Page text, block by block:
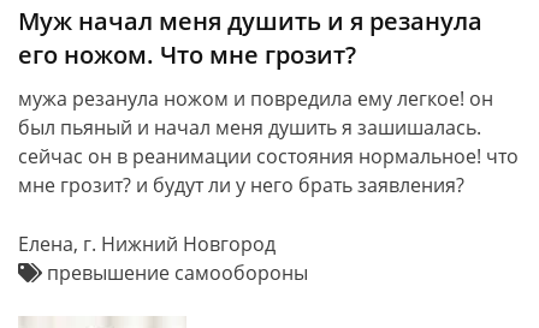
Муж начал меня душить и я резанула
его ножом. Что мне грозит?
мужа резанула ножом и повредила ему легкое! он
был пьяный и начал меня душить я зашишалась.
сейчас он в реанимации состояния нормальное! что
мне грозит? и будут ли у него брать заявления?
Елена, г. Нижний Новгород
превышение самообороны